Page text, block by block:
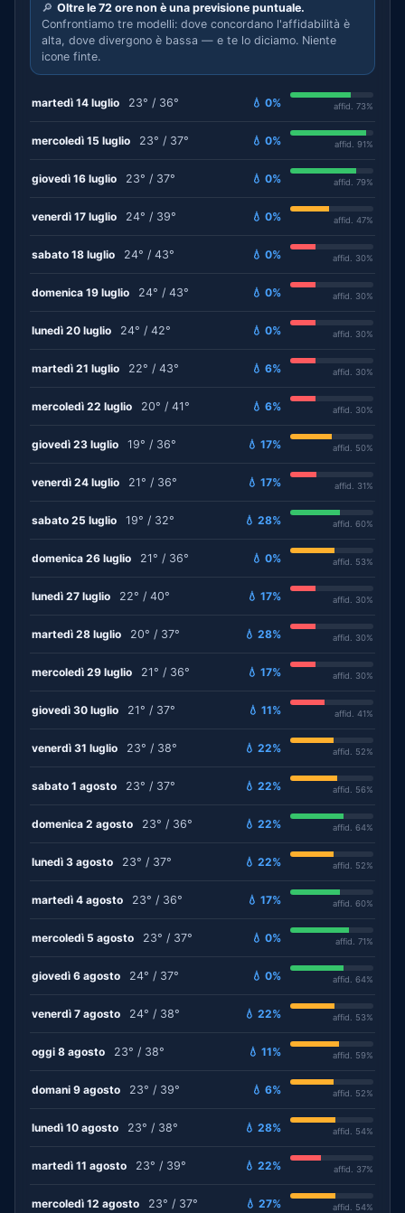
🔎 Oltre le 72 ore non è una previsione puntuale.
Confrontiamo tre modelli: dove concordano l'affidabilità è
alta, dove divergono è bassa — e te lo diciamo. Niente
icone finte.
martedì 14 luglio 23° / 36° 💧 0% affid. 73%
mercoledì 15 luglio 23° / 37° 💧 0% affid. 91%
giovedì 16 luglio 23° / 37° 💧 0% affid. 79%
venerdì 17 luglio 24° / 39° 💧 0% affid. 47%
sabato 18 luglio 24° / 43° 💧 0% affid. 30%
domenica 19 luglio 24° / 43° 💧 0% affid. 30%
lunedì 20 luglio 24° / 42° 💧 0% affid. 30%
martedì 21 luglio 22° / 43° 💧 6% affid. 30%
mercoledì 22 luglio 20° / 41° 💧 6% affid. 30%
giovedì 23 luglio 19° / 36° 💧 17% affid. 50%
venerdì 24 luglio 21° / 36° 💧 17% affid. 31%
sabato 25 luglio 19° / 32° 💧 28% affid. 60%
domenica 26 luglio 21° / 36° 💧 0% affid. 53%
lunedì 27 luglio 22° / 40° 💧 17% affid. 30%
martedì 28 luglio 20° / 37° 💧 28% affid. 30%
mercoledì 29 luglio 21° / 36° 💧 17% affid. 30%
giovedì 30 luglio 21° / 37° 💧 11% affid. 41%
venerdì 31 luglio 23° / 38° 💧 22% affid. 52%
sabato 1 agosto 23° / 37° 💧 22% affid. 56%
domenica 2 agosto 23° / 36° 💧 22% affid. 64%
lunedì 3 agosto 23° / 37° 💧 22% affid. 52%
martedì 4 agosto 23° / 36° 💧 17% affid. 60%
mercoledì 5 agosto 23° / 37° 💧 0% affid. 71%
giovedì 6 agosto 24° / 37° 💧 0% affid. 64%
venerdì 7 agosto 24° / 38° 💧 22% affid. 53%
oggi 8 agosto 23° / 38° 💧 11% affid. 59%
domani 9 agosto 23° / 39° 💧 6% affid. 52%
lunedì 10 agosto 23° / 38° 💧 28% affid. 54%
martedì 11 agosto 23° / 39° 💧 22% affid. 37%
mercoledì 12 agosto 23° / 37° 💧 27% affid. 54%